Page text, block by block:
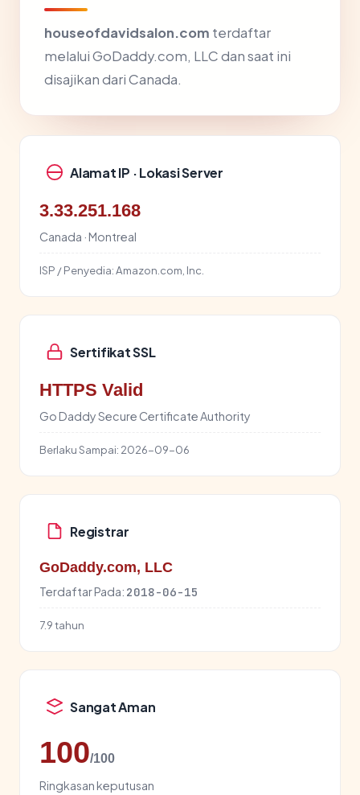
houseofdavidsalon.com terdaftar
melalui GoDaddy.com, LLC dan saat ini
disajikan dari Canada.
Alamat IP · Lokasi Server
3.33.251.168
Canada · Montreal
ISP / Penyedia:Amazon.com, Inc.
Sertifikat SSL
HTTPS Valid
Go Daddy Secure Certificate Authority
Berlaku Sampai: 2026-09-06
Registrar
GoDaddy.com, LLC
Terdaftar Pada: 2018-06-15
7.9 tahun
Sangat Aman
100/100
Ringkasan keputusan